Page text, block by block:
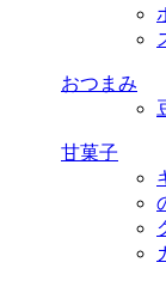
おつまみ
甘菓子